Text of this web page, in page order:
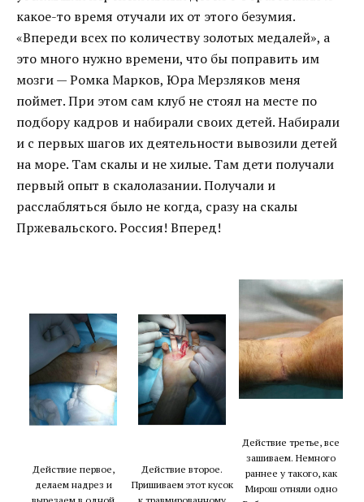
какое-то время отучали их от этого безумия.
«Впереди всех по количеству золотых медалей», а
это много нужно времени, что бы поправить им
мозги — Ромка Марков, Юра Мерзляков меня
поймет. При этом сам клуб не стоял на месте по
подбору кадров и набирали своих детей. Набирали
и с первых шагов их деятельности вывозили детей
на море. Там скалы и не хилые. Там дети получали
первый опыт в скалолазании. Получали и
расслабляться было не когда, сразу на скалы
Пржевальского. Россия! Вперед!
Действие первое,
делаем надрез и
Действие второе.
Пришиваем этот кусок
Действие третье, все
зашиваем. Немного
раннее у такого, как
Мирош отняли одно